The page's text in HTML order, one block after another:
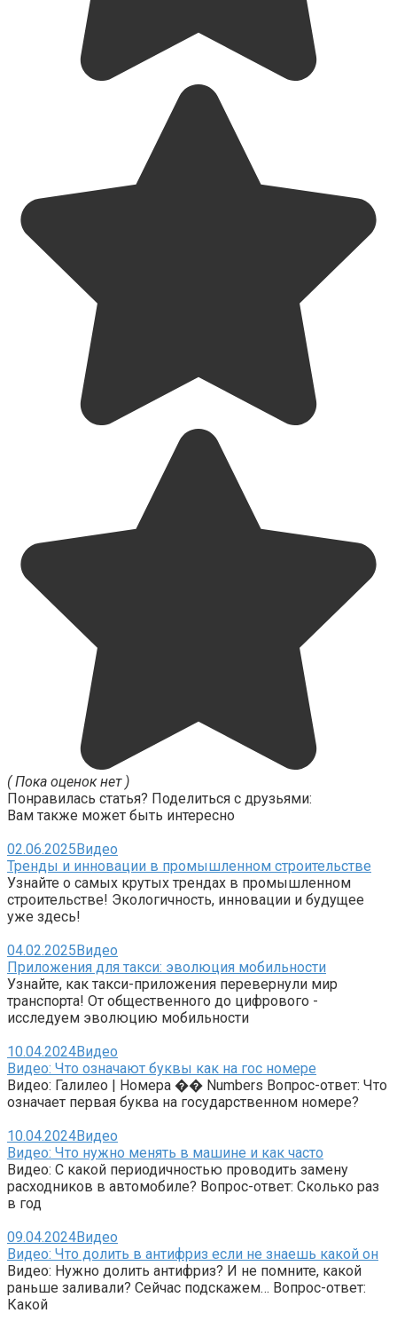
( Пока оценок нет )
Понравилась статья? Поделиться с друзьями:
Вам также может быть интересно
02.06.2025Видео
Тренды и инновации в промышленном строительстве
Узнайте о самых крутых трендах в промышленном
строительстве! Экологичность, инновации и будущее
уже здесь!
04.02.2025Видео
Приложения для такси: эволюция мобильности
Узнайте, как такси-приложения перевернули мир
транспорта! От общественного до цифрового -
исследуем эволюцию мобильности
10.04.2024Видео
Видео: Что означают буквы как на гос номере
Видео: Галилео | Номера �� Numbers Вопрос-ответ: Что
означает первая буква на государственном номере?
10.04.2024Видео
Видео: Что нужно менять в машине и как часто
Видео: С какой периодичностью проводить замену
расходников в автомобиле? Вопрос-ответ: Сколько раз
в год
09.04.2024Видео
Видео: Что долить в антифриз если не знаешь какой он
Видео: Нужно долить антифриз? И не помните, какой
раньше заливали? Сейчас подскажем… Вопрос-ответ:
Какой